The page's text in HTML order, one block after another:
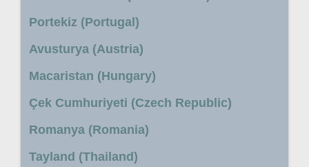
Portekiz (Portugal)
Avusturya (Austria)
Macaristan (Hungary)
Çek Cumhuriyeti (Czech Republic)
Romanya (Romania)
Tayland (Thailand)